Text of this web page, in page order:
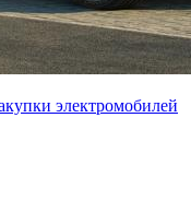
электромобилей